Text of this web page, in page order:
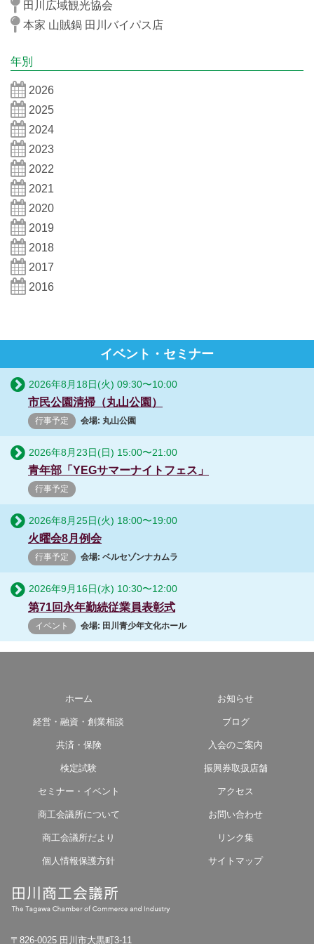
田川広域観光協会
本家 山賊鍋 田川バイパス店
年別
2026
2025
2024
2023
2022
2021
2020
2019
2018
2017
2016
イベント・セミナー
2026年8月18日(火) 09:30〜10:00
市民公園清掃（丸山公園）
行事予定 会場: 丸山公園
2026年8月23日(日) 15:00〜21:00
青年部「YEGサマーナイトフェス」
行事予定
2026年8月25日(火) 18:00〜19:00
火曜会8月例会
行事予定 会場: ベルセゾンナカムラ
2026年9月16日(水) 10:30〜12:00
第71回永年勤続従業員表彰式
イベント 会場: 田川青少年文化ホール
ホーム
経営・融資・創業相談
共済・保険
検定試験
セミナー・イベント
商工会議所について
商工会議所だより
個人情報保護方針
お知らせ
ブログ
入会のご案内
振興券取扱店舗
アクセス
お問い合わせ
リンク集
サイトマップ
〒826-0025 田川市大黒町3-11